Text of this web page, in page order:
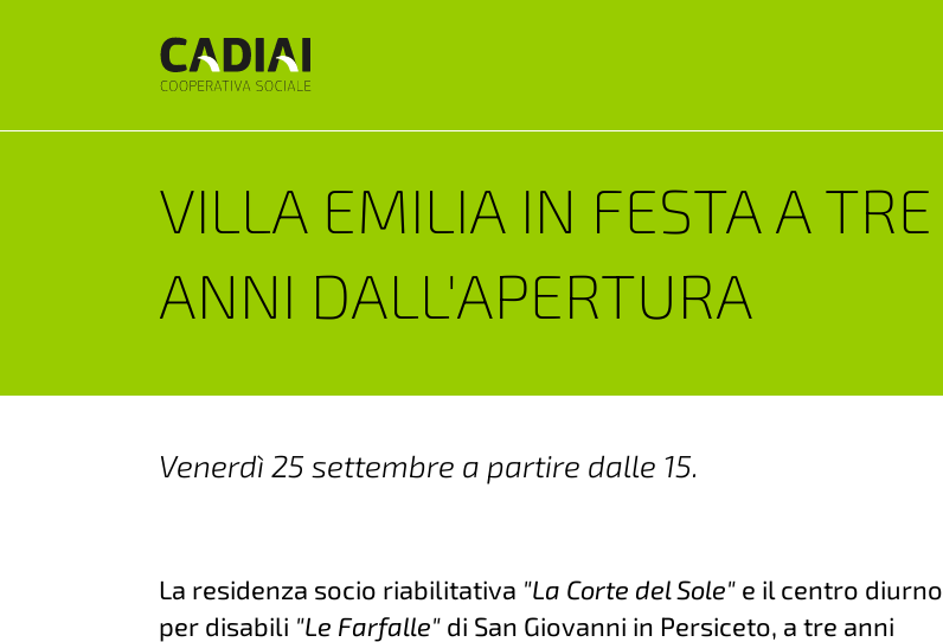
VILLA EMILIA IN FESTA A TRE
ANNI DALL'APERTURA
Venerdì 25 settembre a partire dalle 15.
La residenza socio riabilitativa "La Corte del Sole" e il centro diurno
per disabili "Le Farfalle" di San Giovanni in Persiceto, a tre anni